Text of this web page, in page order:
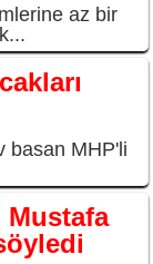
az bir
basan MHP'li
Mustafa